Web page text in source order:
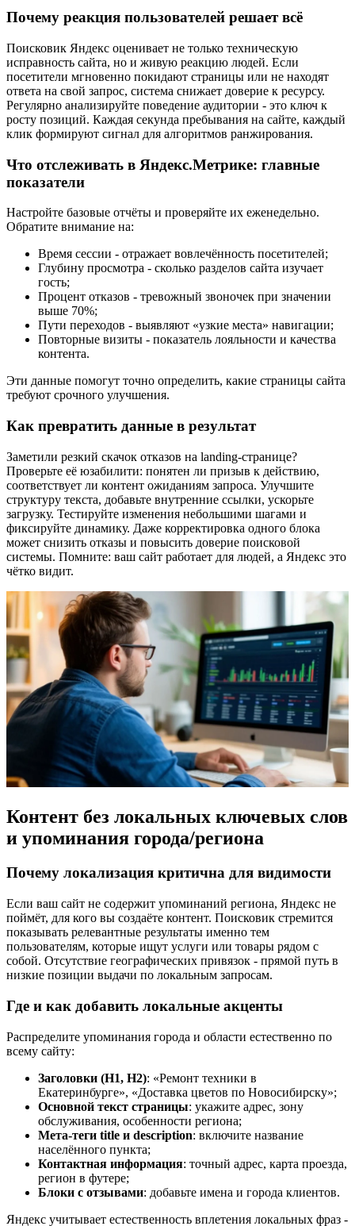
Почему реакция пользователей решает всё
Поисковик Яндекс оценивает не только техническую
исправность сайта, но и живую реакцию людей. Если
посетители мгновенно покидают страницы или не находят
ответа на свой запрос, система снижает доверие к ресурсу.
Регулярно анализируйте поведение аудитории - это ключ к
росту позиций. Каждая секунда пребывания на сайте, каждый
клик формируют сигнал для алгоритмов ранжирования.
Что отслеживать в Яндекс.Метрике: главные
показатели
Настройте базовые отчёты и проверяйте их еженедельно.
Обратите внимание на:
Время сессии - отражает вовлечённость посетителей;
Глубину просмотра - сколько разделов сайта изучает
гость;
Процент отказов - тревожный звоночек при значении
выше 70%;
Пути переходов - выявляют «узкие места» навигации;
Повторные визиты - показатель лояльности и качества
контента.
Эти данные помогут точно определить, какие страницы сайта
требуют срочного улучшения.
Как превратить данные в результат
Заметили резкий скачок отказов на landing-странице?
Проверьте её юзабилити: понятен ли призыв к действию,
соответствует ли контент ожиданиям запроса. Улучшите
структуру текста, добавьте внутренние ссылки, ускорьте
загрузку. Тестируйте изменения небольшими шагами и
фиксируйте динамику. Даже корректировка одного блока
может снизить отказы и повысить доверие поисковой
системы. Помните: ваш сайт работает для людей, а Яндекс это
чётко видит.
Контент без локальных ключевых слов
и упоминания города/региона
Почему локализация критична для видимости
Если ваш сайт не содержит упоминаний региона, Яндекс не
поймёт, для кого вы создаёте контент. Поисковик стремится
показывать релевантные результаты именно тем
пользователям, которые ищут услуги или товары рядом с
собой. Отсутствие географических привязок - прямой путь в
низкие позиции выдачи по локальным запросам.
Где и как добавить локальные акценты
Распределите упоминания города и области естественно по
всему сайту:
Заголовки (H1, H2): «Ремонт техники в
Екатеринбурге», «Доставка цветов по Новосибирску»;
Основной текст страницы: укажите адрес, зону
обслуживания, особенности региона;
Мета-теги title и description: включите название
населённого пункта;
Контактная информация: точный адрес, карта проезда,
регион в футере;
Блоки с отзывами: добавьте имена и города клиентов.
Яндекс учитывает естественность вплетения локальных фраз -